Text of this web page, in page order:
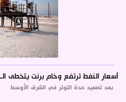
أسعار النفط ترتفع وخام برنت يتخطى الـ89 دولارا للبرميل
بعد تصعيد حدة التوتر في الشرق الأوسط